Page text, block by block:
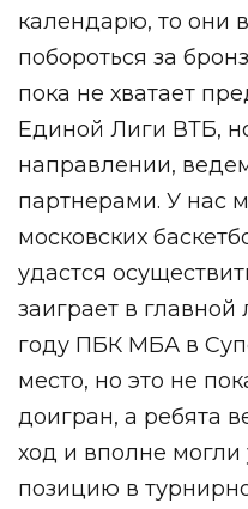
календарю, то они
побороться за
пока не хватает
Единой Лиги ВТБ,
направлении,
партнерами. У нас
московских
удастся
заиграет в главной
году ПБК МБА в
место, но это не
доигран, а ребята
ход и вполне
позицию в